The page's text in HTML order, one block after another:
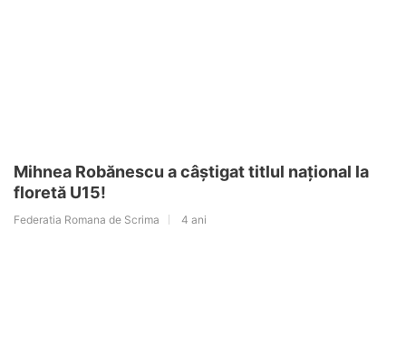
Mihnea Robănescu a câștigat titlul național la
floretă U15!
Federatia Romana de Scrima 4 ani